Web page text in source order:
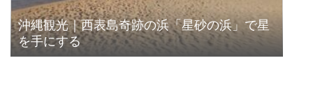
沖縄観光｜西表島奇跡の浜「星砂の浜」で星
を手にする